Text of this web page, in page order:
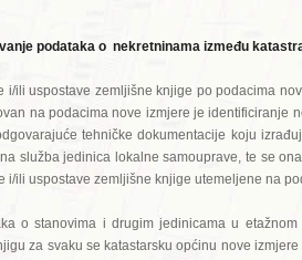
podataka o nekretninama između
i/ili uspostave zemljišne knjige po podacima
na podacima nove izmjere je identificiranje
tehničke dokumentacije koju
služba jedinica lokalne samouprave, te se
i/ili uspostave zemljišne knjige utemeljene na
o stanovima i drugim jedinicama u
za svaku se katastarsku općinu nove